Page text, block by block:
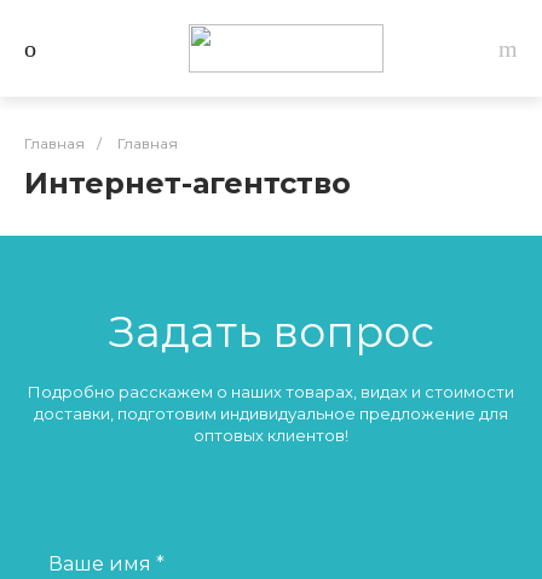
Главная / Главная
Интернет-агентство
Задать вопрос
Подробно расскажем о наших товарах, видах и стоимости
доставки, подготовим индивидуальное предложение для
оптовых клиентов!
Ваше имя *